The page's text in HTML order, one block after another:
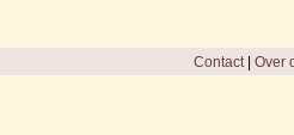
Contact| Over